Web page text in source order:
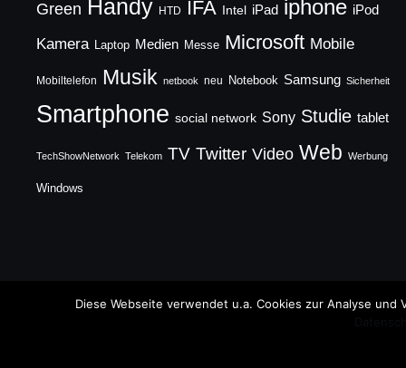
Green Handy HTD IFA Intel iPad iphone iPod
Kamera Laptop Medien Messe Microsoft Mobile
Mobiltelefon Musik netbook neu Notebook Samsung Sicherheit
Smartphone social network Sony Studie tablet
TechShowNetwork Telekom TV Twitter Video Web Werbung
Windows
Copyright © 2026 TechFieber Blog
Diese Webseite verwendet u.a. Cookies zur Analyse